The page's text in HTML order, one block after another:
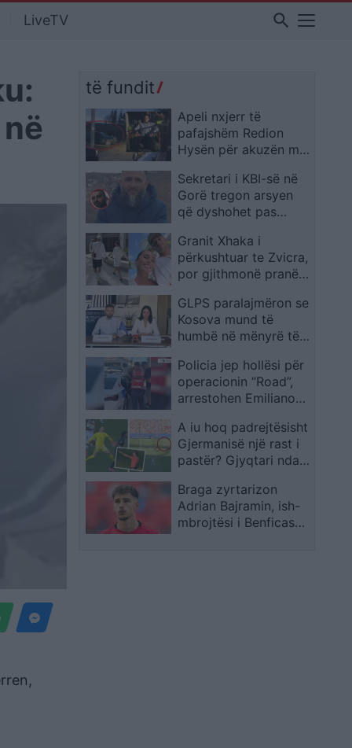
LiveTV search
të fundit
Apeli nxjerr të
pafajshëm Redion
Hysën për akuzën mbi
Sekretari i KBI-së në
Gorë tregon arsyen
që dyshohet pas
Dragash
Granit Xhaka i
përkushtuar te Zvicra,
por gjithmonë pranë
kanë rëndësi
GLPS paralajmëron se
Kosova mund të
humbë në mënyrë të
milionë euro nga Plani
i Rritjes
Policia jep hollësi për
operacionin “Road”,
arrestohen Emiliano
A iu hoq padrejtësisht
Gjermanisë një rast i
pastër? Gjyqtari ndali
ideal të Neuerit ndaj
Paraguait
Braga zyrtarizon
Adrian Bajramin, ish-
mbrojtësi i Benficas